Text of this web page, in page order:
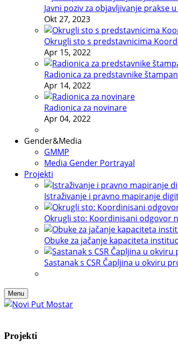
Javni poziv za objavljivanje prakse
Okt 27, 2023
Okrugli sto s predstavnicima
Apr 15, 2022
Radionica za predstavnike
Apr 14, 2022
Radionica za novinare
Apr 04, 2022
Gender&Media
GMMP
Media Gender Portrayal
Projekti
Istraživanje i pravno mapiranje
Okrugli sto: Koordinisani odgovor
Obuke za jačanje kapaciteta
Sastanak s CSR Čapljina u okviru
Menu
Projekti